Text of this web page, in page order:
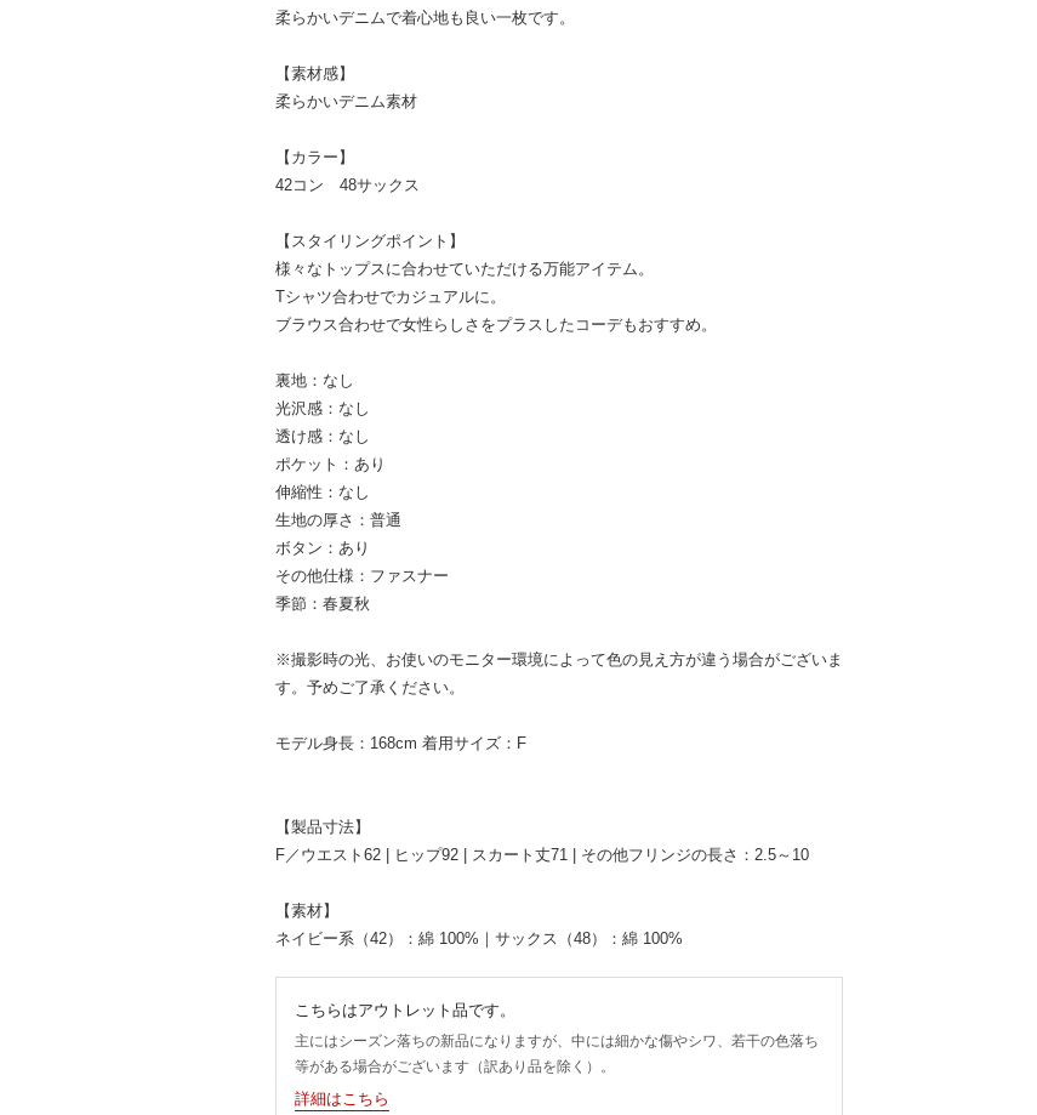
柔らかいデニムで着心地も良い一枚です。
【素材感】
柔らかいデニム素材
【カラー】
42コン 48サックス
【スタイリングポイント】
様々なトップスに合わせていただける万能アイテム。
Tシャツ合わせでカジュアルに。
ブラウス合わせで女性らしさをプラスしたコーデもおすすめ。
裏地：なし
光沢感：なし
透け感：なし
ポケット：あり
伸縮性：なし
生地の厚さ：普通
ボタン：あり
その他仕様：ファスナー
季節：春夏秋
※撮影時の光、お使いのモニター環境によって色の見え方が違う場合がございま
す。予めご了承ください。
モデル身長：168cm 着用サイズ：F
【製品寸法】
F／ウエスト62 | ヒップ92 | スカート丈71 | その他フリンジの長さ：2.5～10
【素材】
ネイビー系（42）：綿 100%｜サックス（48）：綿 100%
こちらはアウトレット品です。
主にはシーズン落ちの新品になりますが、中には細かな傷やシワ、若干の色落ち
等がある場合がございます（訳あり品を除く）。
詳細はこちら